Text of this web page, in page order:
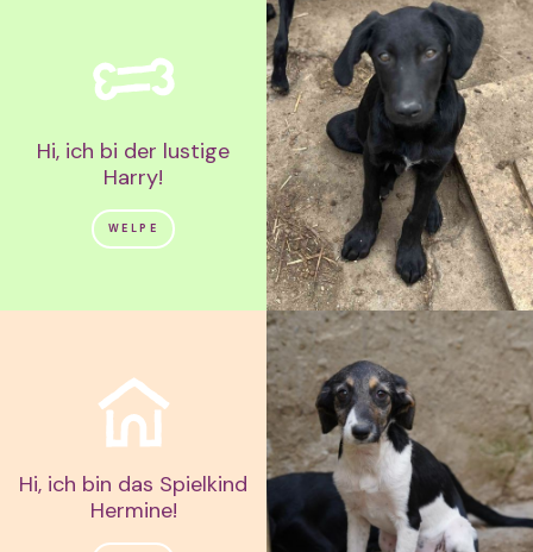
Hi, ich bi der lustige
Harry!
WELPE
Hi, ich bin das Spielkind
Hermine!